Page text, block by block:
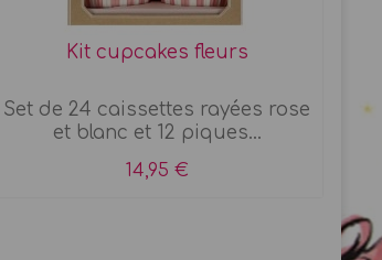
Kit cupcakes fleurs
Set de 24 caissettes rayées rose
et blanc et 12 piques...
14,95 €